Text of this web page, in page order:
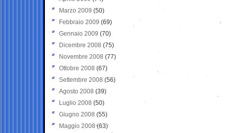
Marzo 2009 (50)
Febbraio 2009 (69)
Gennaio 2009 (70)
Dicembre 2008 (75)
Novembre 2008 (77)
Ottobre 2008 (67)
Settembre 2008 (56)
Agosto 2008 (39)
Luglio 2008 (50)
Giugno 2008 (55)
Maggio 2008(63)